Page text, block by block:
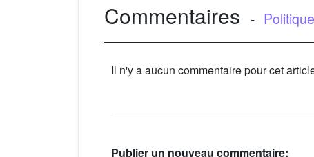
Commentaires - Politique
Il n'y a aucun commentaire pour cet
Publier un nouveau commentaire: